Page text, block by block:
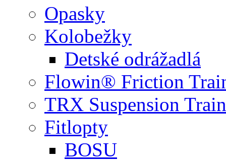
Opasky
Kolobežky
Detské odrážadlá
Flowin® Friction
TRX Suspension
Fitlopty
BOSU